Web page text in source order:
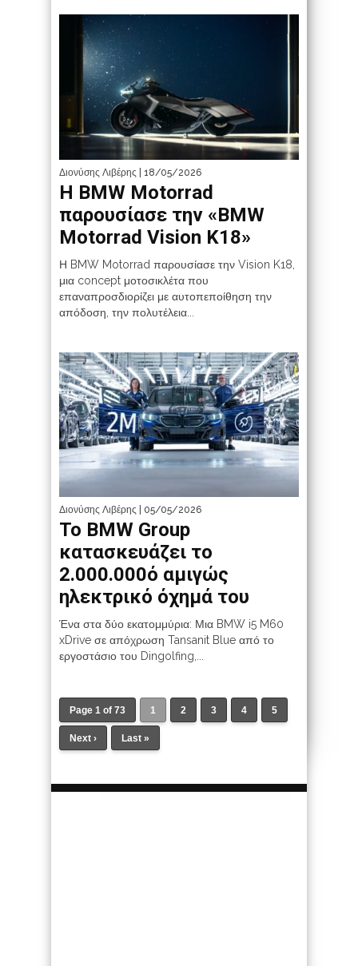
Διονύσης Λιβέρης | 18/05/2026
Η BMW Motorrad
παρουσίασε την «BMW
Motorrad Vision K18»
Η BMW Motorrad παρουσίασε την Vision K18,
μια concept μοτοσικλέτα που
επαναπροσδιορίζει με αυτοπεποίθηση την
απόδοση, την πολυτέλεια...
Διονύσης Λιβέρης | 05/05/2026
Το BMW Group
κατασκευάζει το
2.000.000ό αμιγώς
ηλεκτρικό όχημά του
Ένα στα δύο εκατομμύρια: Μια BMW i5 M60
xDrive σε απόχρωση Tansanit Blue από το
εργοστάσιο του Dingolfing,...
Page 1 of 73 1 2 3 4 5
Next › Last »